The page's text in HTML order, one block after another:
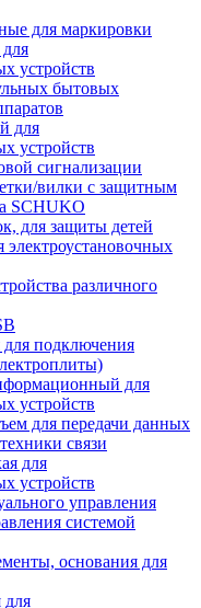
для маркировки
устройств
бытовых
для
устройств
сигнализации
вилки с защитным
SCHUKO
для защиты детей
различного
подключения
для
устройств
для передачи данных
связи
для
устройств
управления
системой
основания для
для